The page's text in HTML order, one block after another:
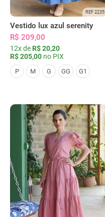
REF 2235
Vestido lux azul serenity
R$ 209,00
12x de R$ 20,20
R$ 205,00 no PIX
P M G GG G1